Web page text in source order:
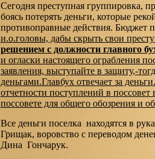
Сегодня преступная группировка,
боясь потерять деньги, которые
противоправные действия. Бюджет
и.о.головы, дабы скрыть свои
решением с должности главного
и огласки настоящего ограбления
заявления, выступайте в защиту,-
деньгами.Главбух отвечает за
отчетности поступлений в
поссовете для общего обозрения и
Все деньги поселка находятся в
Грищак, воровство с переводом
Дина Гончарук.